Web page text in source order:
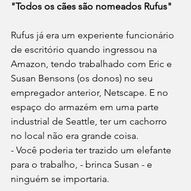
"Todos os cães são nomeados Rufus"
Rufus já era um experiente funcionário
de escritório quando ingressou na
Amazon, tendo trabalhado com Eric e
Susan Bensons (os donos) no seu
empregador anterior, Netscape. E no
espaço do armazém em uma parte
industrial de Seattle, ter um cachorro
no local não era grande coisa.
- Você poderia ter trazido um elefante
para o trabalho, - brinca Susan - e
ninguém se importaria.